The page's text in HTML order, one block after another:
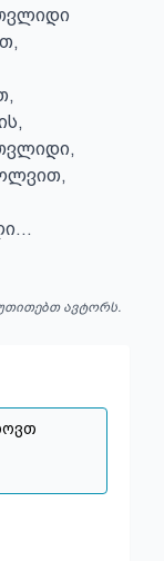
ავტორს.